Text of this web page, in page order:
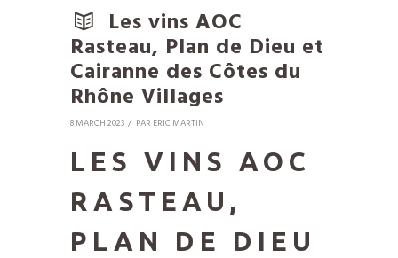
Les vins AOC
Rasteau, Plan de Dieu et
Cairanne des Côtes du
Rhône Villages
8 MARCH 2023 PAR ERIC MARTIN
LES VINS AOC
RASTEAU,
PLAN DE DIEU